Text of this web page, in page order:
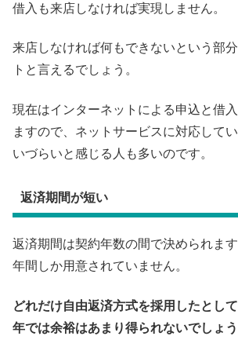
借入も来店しなければ実現しません。
来店しなければ何もできないという部
トと言えるでしょう。
現在はインターネットによる申込と借
ますので、ネットサービスに対応して
いづらいと感じる人も多いのです。
返済期間が短い
返済期間は契約年数の間で決められま
年間しか用意されていません。
どれだけ自由返済方式を採用したとし
年では余裕はあまり得られないでしょう